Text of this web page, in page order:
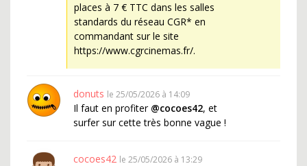
places à 7 € TTC dans les salles
standards du réseau CGR* en
commandant sur le site
https://www.cgrcinemas.fr/.
donuts le 25/05/2026 à 14:09
Il faut en profiter @cocoes42, et
surfer sur cette très bonne vague !
cocoes42 le 25/05/2026 à 13:29